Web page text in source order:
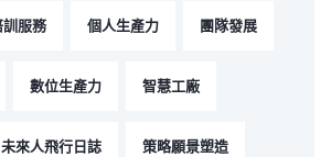
服務 個人生產力 團隊發展
數位生產力 智慧工廠
未來人飛行日誌 策略願景塑造